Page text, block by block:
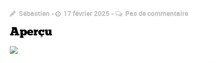
Sébastien 17 février 2025 Pas de commentaire
Aperçu